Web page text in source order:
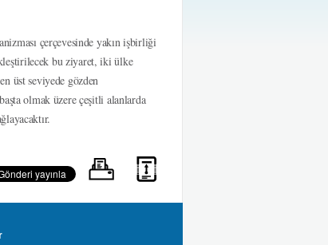
çerçevesinde yakın işbirliği
bu ziyaret, iki ülke
üst seviyede gözden
olmak üzere çeşitli alanlarda